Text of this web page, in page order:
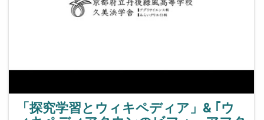
「探究学習とウィキペディア」& ｢ウ